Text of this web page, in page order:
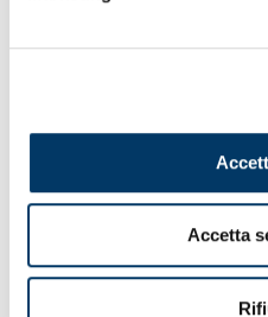
Accetta
di opportunità nella prima
tentativi locali. Missione
VEDI ANCHE